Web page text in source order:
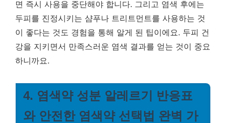
면 즉시 사용을 중단해야 합니다. 그리고 염색 후에는
두피를 진정시키는 샴푸나 트리트먼트를 사용하는 것
이 좋다는 것도 경험을 통해 알게 된 팁이에요. 두피 건
강을 지키면서 만족스러운 염색 결과를 얻는 것이 중요
하니까요.
4. 염색약 성분 알레르기 반응표
와 안전한 염색약 선택법 완벽 가